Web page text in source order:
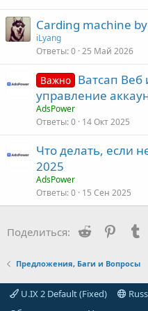
Carding machine
iLyang
Ответы 0 25 Май 2026
Важно Ватсап Веб
управление
AdsPower
Ответы 0 14 Окт 2025
Что делать, если
2025
AdsPower
Ответы 0 15 Сен 2025
Поделиться: Reddit
Предложения, Баги и Вопросы
U.IX 2 Default (Fixed)